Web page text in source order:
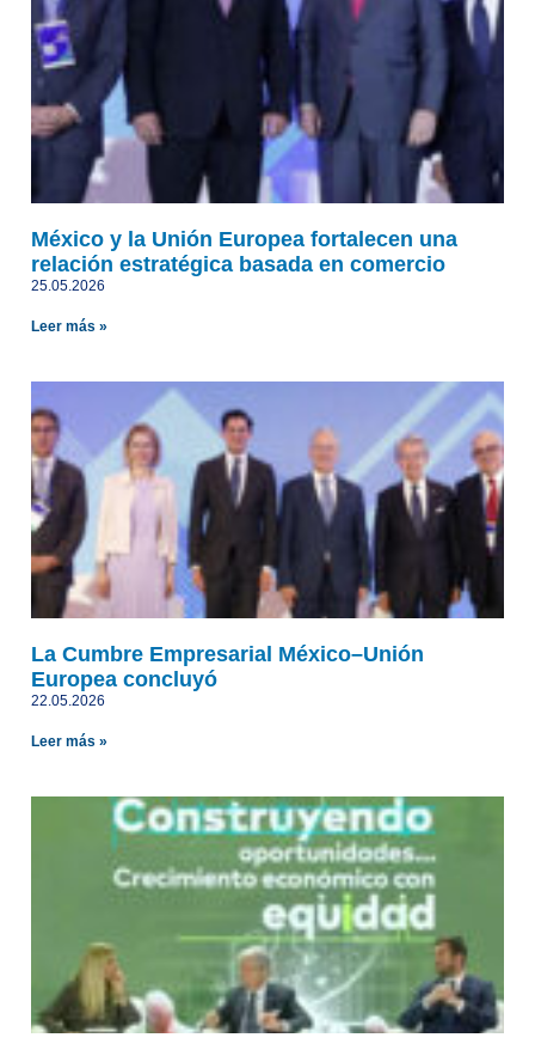
México y la Unión Europea fortalecen una
relación estratégica basada en comercio
25.05.2026
Leer más »
La Cumbre Empresarial México–Unión
Europea concluyó
22.05.2026
Leer más »